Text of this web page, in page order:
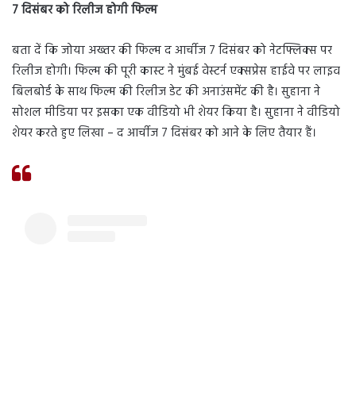
7 दिसंबर को रिलीज होगी फिल्म
बता दें कि जोया अख्तर की फिल्म द आर्चीज 7 दिसंबर को नेटफ्लिक्स पर
रिलीज होगी। फिल्म की पूरी कास्ट ने मुंबई वेस्टर्न एक्सप्रेस हाईवे पर लाइव
बिलबोर्ड के साथ फिल्म की रिलीज डेट की अनाउंसमेंट की है। सुहाना ने
सोशल मीडिया पर इसका एक वीडियो भी शेयर किया है। सुहाना ने वीडियो
शेयर करते हुए लिखा – द आर्चीज 7 दिसंबर को आने के लिए तैयार हैं।